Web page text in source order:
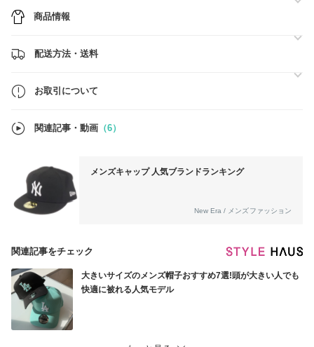
商品の特徴や寸法などもお伝えすることができます。
安心なさって頂けるお取引を目指しています。
是非 宜しくお願い致します。
https://www.buyma.com/r/-B3579664/?tag_ids=418
お手数ですが一度お問い合わせください。
※お取り寄せの場合はお取り寄せ後に商品を検品し国内発送となります
ので関税等はかかりません。
商品情報
配送方法・送料
お取引について
関連記事・動画 （6）
メンズキャップ 人気ブランドランキング
New Era / メンズファッション
関連記事をチェック
大きいサイズのメンズ帽子おすすめ7選!頭が大きい人でも
快適に被れる人気モデル